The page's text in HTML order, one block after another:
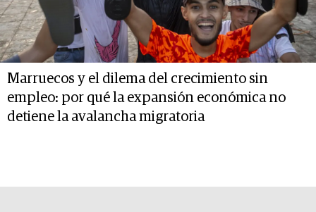
Marruecos y el dilema del crecimiento sin
empleo: por qué la expansión económica no
detiene la avalancha migratoria